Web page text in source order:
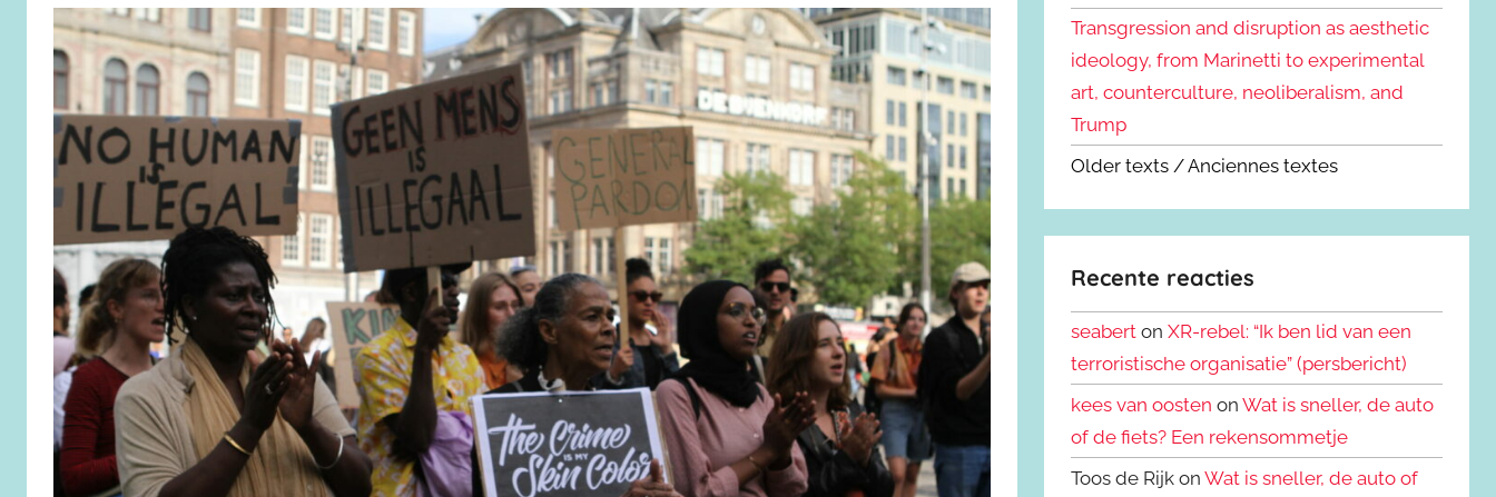
Transgression and disruption as aesthetic
ideology, from Marinetti to experimental
art, counterculture, neoliberalism, and
Trump
Older texts / Anciennes textes
Recente reacties
seabert onXR-rebel: “Ik ben lid van een
terroristische organisatie” (persbericht)
kees van oosten onWat is sneller, de auto
of de fiets? Een rekensommetje
Toos de Rijk onWat is sneller, de auto of